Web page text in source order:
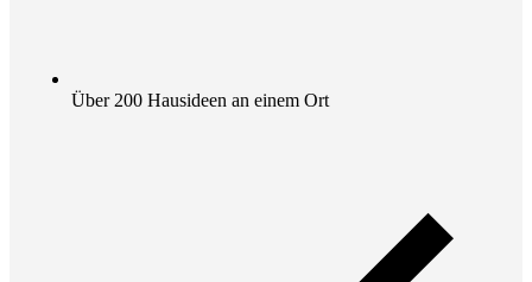
Über 200 Hausideen an einem Ort